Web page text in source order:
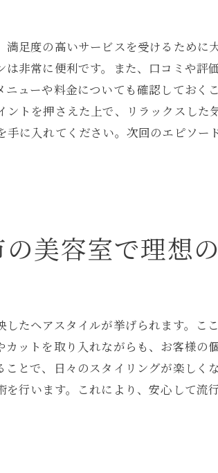
イルに合ったスタイル提案
むヘアスタイル選び
ルに合わせたサロン探し
が楽になるスタイルとは
けるスタイルチェンジの魅力
ルのメンテナンス方法
したスタイルの楽しみ方
足度の高いサービスを受けるために
非常に便利です。また、口コミや
ューや料金についても確認しておく
トを押さえた上で、リラックスし
に入れてください。次回のエピソ
美容室で理想
たヘアスタイルが挙げられます。こ
ットを取り入れながらも、お客様の
とで、日々のスタイリングが楽し
行います。これにより、安心して流